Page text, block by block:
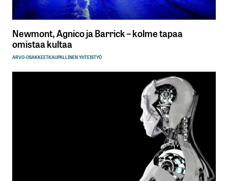
Newmont, Agnico ja Barrick – kolme tapaa
omistaa kultaa
ARVO-OSAKKEETKAUPALLINEN YHTEISTYÖ